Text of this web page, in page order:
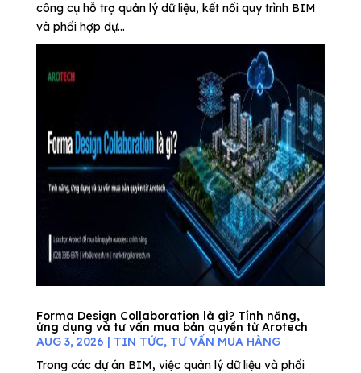
công cụ hỗ trợ quản lý dữ liệu, kết nối quy trình BIM
và phối hợp dự...
Forma Design Collaboration là gì? Tính năng,
ứng dụng và tư vấn mua bản quyền từ Arotech
AUG 3, 2026 | TIN TỨC, TƯ VẤN MUA HÀNG
Trong các dự án BIM, việc quản lý dữ liệu và phối